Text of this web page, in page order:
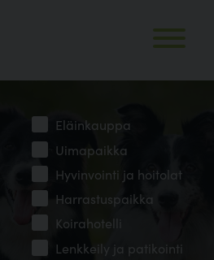
Eläinkauppa
Uimapaikka
Hyvinvointi ja hoitolat
Harrastuspaikka
Koirahotelli
Lenkkeily ja patikointi